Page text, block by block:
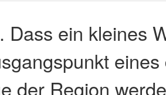
Dass ein kleines
der Region